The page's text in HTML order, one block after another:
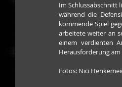
Im Schlussabschnitt
während die
kommende Spiel
arbeitete weiter an
einem verdienten
Herausforderung am
Fotos: Nici